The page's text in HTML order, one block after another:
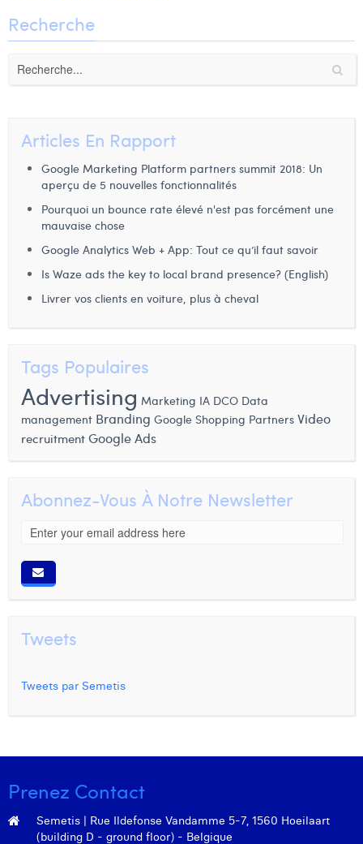
Recherche
Articles En Rapport
Google Marketing Platform partners summit 2018: Un
aperçu de 5 nouvelles fonctionnalités
Pourquoi un bounce rate élevé n'est pas forcément une
mauvaise chose
Google Analytics Web + App: Tout ce qu’il faut savoir
Is Waze ads the key to local brand presence? (English)
Livrer vos clients en voiture, plus à cheval
Tags Populaires
Advertising Marketing IA DCO Data
management Branding Google Shopping Partners Video
recruitment Google Ads
Abonnez-Vous À Notre Newsletter
Tweets
Tweets par Semetis
Prenez Contact
Semetis | Rue Ildefonse Vandamme 5-7, 1560 Hoeilaart
(building D - ground floor) - Belgique